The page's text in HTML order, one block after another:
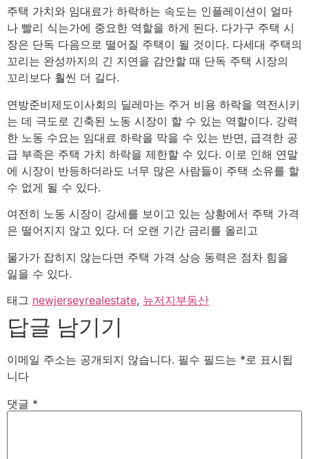
주택 가치와 임대료가 하락하는 속도는 인플레이션이 얼마
나 빨리 식는가에 중요한 역할을 하게 된다. 다가구 주택 시
장은 단독 다음으로 떨어질 주택이 될 것이다. 다세대 주택의
꼬리는 완성까지의 긴 지연을 감안할 때 단독 주택 시장의
꼬리보다 훨씬 더 길다.
연방준비제도이사회의 딜레마는 주거 비용 하락을 역전시키
는 데 극도로 긴축된 노동 시장이 할 수 있는 역할이다. 강력
한 노동 수요는 임대료 하락을 막을 수 있는 반면, 급격한 공
급 부족은 주택 가치 하락을 제한할 수 있다. 이로 인해 연말
에 시장이 반등하더라도 너무 많은 사람들이 주택 소유를 할
수 없게 될 수 있다.
여전히 노동 시장이 강세를 보이고 있는 상황에서 주택 가격
은 떨어지지 않고 있다. 더 오랜 기간 금리를 올리고
물가가 잡히지 않는다면 주택 가격 상승 동력은 점차 힘을
잃을 수 있다.
태그 newjerseyrealestate, 뉴저지부동산
답글 남기기
이메일 주소는 공개되지 않습니다. 필수 필드는 *로 표시됩
니다
댓글 *